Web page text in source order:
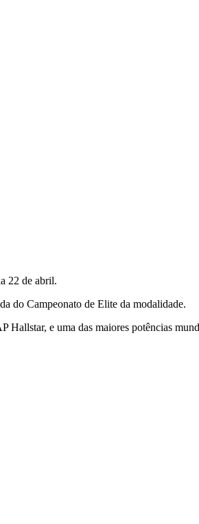
22 de abril.
do Campeonato de Elite da modalidade.
e uma das maiores potências